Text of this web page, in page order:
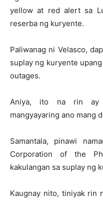
yellow at red alert sa
reserba ng kuryente.
Paliwanag ni Velasco,
suplay ng kuryente
outages.
Aniya, ito na rin ay
mangyayaring ano mang
Samantala, pinawi
Corporation of the
kakulangan sa suplay ng
Kaugnay nito, tiniyak rin